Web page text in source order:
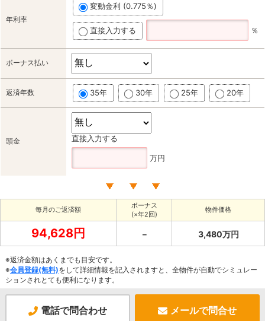
年利率
変動金利 (0.775％)
直接入力する ％
ボーナス払い
返済年数 35年 30年 25年 20年
頭金 直接入力する
万円
毎月のご返済額
ボーナス
(×年2回)
物件価格
94,628円 － 3,480万円
※返済金額はあくまでも目安です。
※会員登録(無料)をして詳細情報を記入されますと、全物件が自動でシミュレー
ションされとても便利になります。
電話で問合わせ メールで問合せ